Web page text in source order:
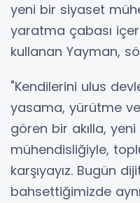
yeni bir siyaset
yaratma çabası
kullanan Yayman,
"Kendilerini ulus
yasama, yürütme ve
gören bir akılla,
mühendisliğiyle,
karşıyayız. Bugün
bahsettiğimizde